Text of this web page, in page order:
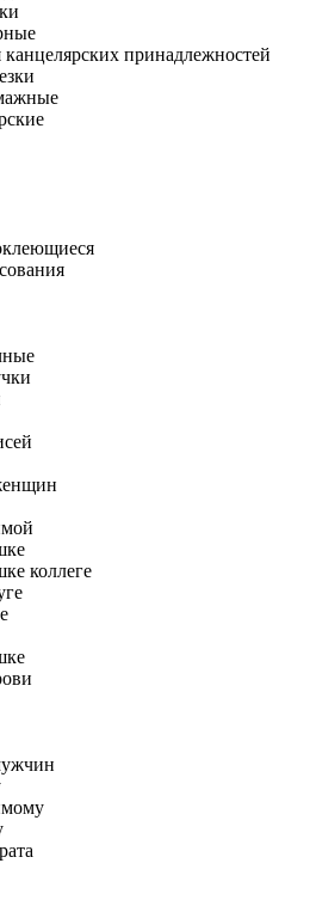
принадлежностей
коллеге